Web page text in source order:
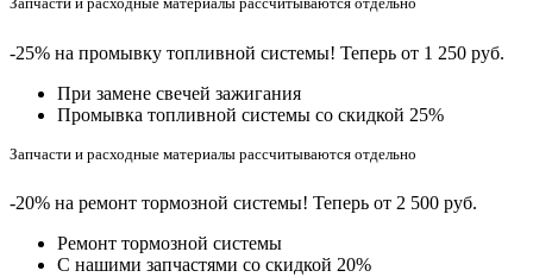
-25% на промывку топливной системы! Теперь от 1 250 руб.
При замене свечей зажигания
Промывка топливной системы со скидкой 25%
Запчасти и расходные материалы рассчитываются отдельно
-20% на ремонт тормозной системы! Теперь от 2 500 руб.
Ремонт тормозной системы
С нашими запчастями со скидкой 20%